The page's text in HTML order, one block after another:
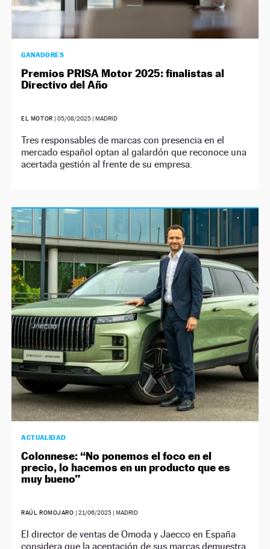
GANADORES
Premios PRISA Motor 2025: finalistas al
Directivo del Año
EL MOTOR |05/08/2025 | MADRID
Tres responsables de marcas con presencia en el
mercado español optan al galardón que reconoce una
acertada gestión al frente de su empresa.
ACTUALIDAD
Colonnese: “No ponemos el foco en el
precio, lo hacemos en un producto que es
muy bueno”
RAÚL ROMOJARO |21/06/2025 | MADRID
El director de ventas de Omoda y Jaecco en España
considera que la aceptación de sus marcas demuestra